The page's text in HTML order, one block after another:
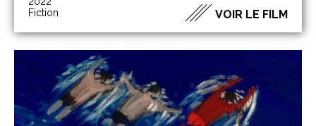
Fiction
VOIR LE FILM